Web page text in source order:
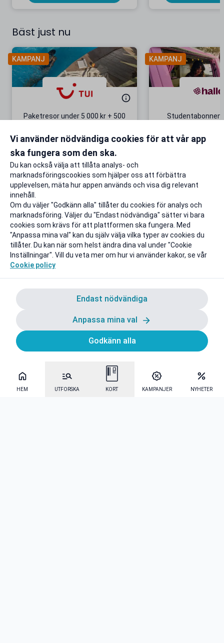
HEM UTFORSKA KORT KAMPANJER NYHETER
Bäst just nu
KAMPANJ
Paketresor under 5 000 kr + 500
Gäller även på redan prissänkta
Till rabatten
KAMPANJ
+ 20 GB
Vi använder nödvändiga cookies för att vår app
ska fungera som den ska.
Du kan också välja att tillåta analys- och
marknadsföringscookies som hjälper oss att förbättra
upplevelsen, mäta hur appen används och visa dig relevant
innehåll.
Om du väljer "Godkänn alla" tillåter du cookies för analys och
marknadsföring. Väljer du "Endast nödvändiga" sätter vi bara
cookies som krävs för att plattformen ska fungera. Med
"Anpassa mina val" kan du själv välja vilka typer av cookies du
tillåter. Du kan när som helst ändra dina val under "Cookie
Inställningar". Vill du veta mer om hur vi använder kakor, se vår
Cookie policy
Endast nödvändiga
Anpassa mina val
Godkänn alla